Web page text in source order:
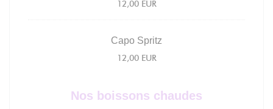
12,00 EUR
Capo Spritz
12,00 EUR
Nos boissons chaudes